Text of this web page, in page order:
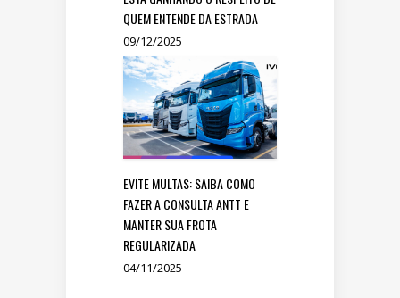
QUEM ENTENDE DA ESTRADA
09/12/2025
EVITE MULTAS: SAIBA COMO
FAZER A CONSULTA ANTT E
MANTER SUA FROTA
REGULARIZADA
04/11/2025